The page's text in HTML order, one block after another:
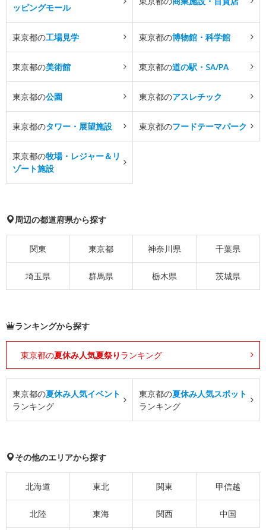
ッピングモール
東京都の工場見学 東京都の博物館・科学館
東京都の美術館 東京都の道の駅・SA/PA
東京都の公園 東京都のアスレチック
東京都のタワー・展望施設 東京都のフードテーマパーク
東京都の牧場・レジャー＆リ
ゾート施設
周辺の都道府県から探す
関東 東京都 神奈川県 千葉県
埼玉県 群馬県 栃木県 茨城県
ランキングから探す
東京都の夏休み人気夏祭り ランキング
東京都の夏休み人気イベント
ランキング
東京都の夏休み人気スポット
ランキング
その他のエリアから探す
北海道 東北 関東 甲信越
北陸 東海 関西 中国